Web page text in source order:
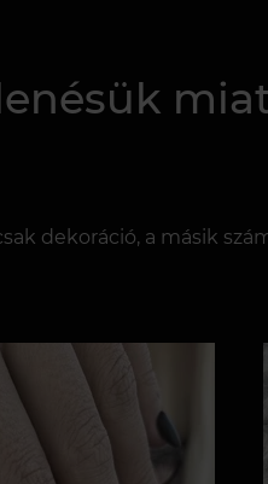
dekoráció, a másik